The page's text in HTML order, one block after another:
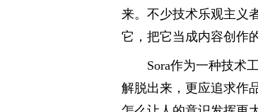
来。不少技术乐观主义
它，把它当成内容创作
Sora作为一种技术
解脱出来，更应追求作